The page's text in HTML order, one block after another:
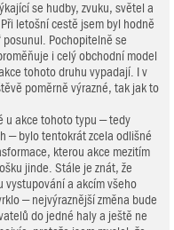
se hudby, zvuku, světel a
letošní cestě jsem byl hodně
posunul. Pochopitelně se
i celý obchodní model
tohoto druhu vypadají. I v
poměrně výrazné, tak jak to
u akce tohoto typu – tedy
– bylo tentokrát zcela odlišné
kterou akce mezitím
jinde. Stále je znát, že
vystupování a akcím všeho
– nejvýraznější změna bude
do jedné haly a ještě ne